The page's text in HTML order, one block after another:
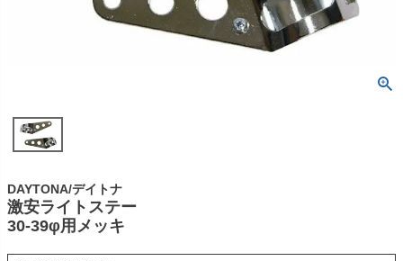
DAYTONA/デイトナ
激安ライトステー
30-39φ用メッキ